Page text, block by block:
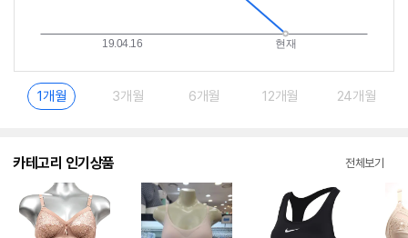
1개월 3개월 6개월 12개월 24개월
카테고리 인기상품 전체보기